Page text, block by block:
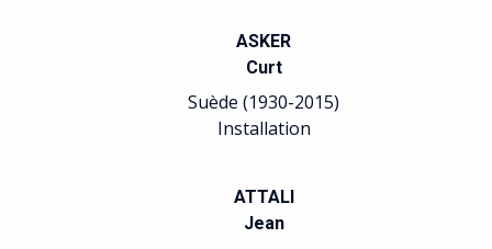
ASKER
Curt
Suède (1930-2015)
Installation
ATTALI
Jean